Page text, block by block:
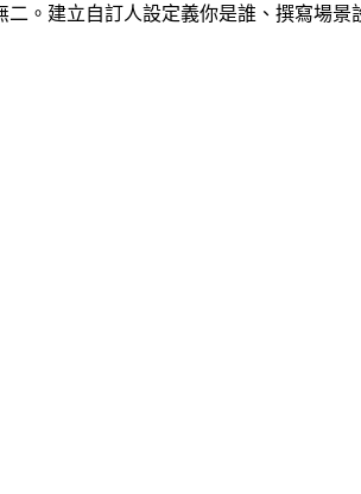
二。建立自訂人設定義你是誰、撰寫場